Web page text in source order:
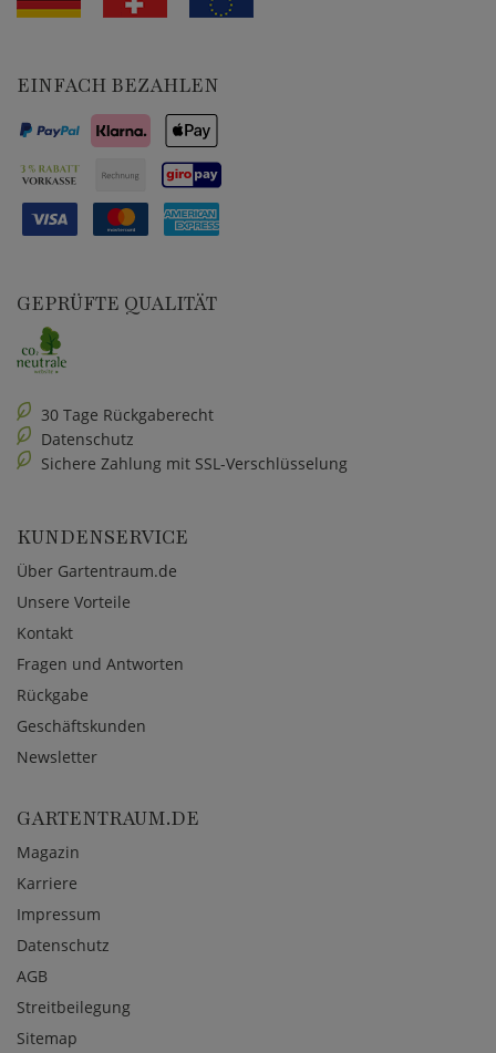
EINFACH BEZAHLEN
GEPRÜFTE QUALITÄT
30 Tage Rückgaberecht
Datenschutz
Sichere Zahlung mit SSL-Verschlüsselung
KUNDENSERVICE
Über Gartentraum.de
Unsere Vorteile
Kontakt
Fragen und Antworten
Rückgabe
Geschäftskunden
Newsletter
GARTENTRAUM.DE
Magazin
Karriere
Impressum
Datenschutz
AGB
Streitbeilegung
Sitemap